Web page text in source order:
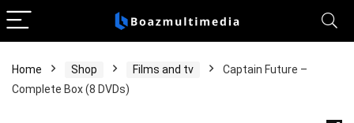
Home Shop Films and tv
Captain Future –
Complete Box (8 DVDs)